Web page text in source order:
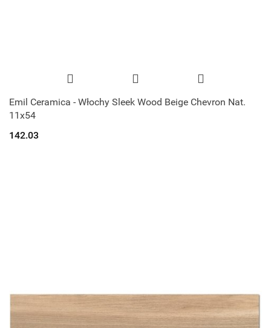
Emil Ceramica - Włochy Sleek Wood Beige Chevron Nat.
11x54
142.03